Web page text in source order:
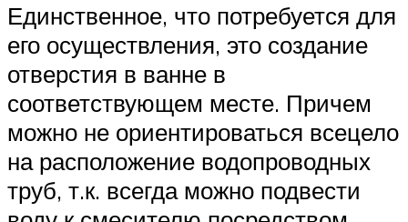
Единственное, что потребуется для
его осуществления, это создание
отверстия в ванне в
соответствующем месте. Причем
можно не ориентироваться всецело
на расположение водопроводных
труб, т.к. всегда можно подвести